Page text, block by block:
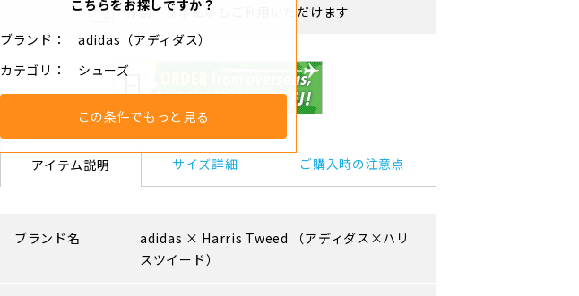
こちらをお探しですか？
ブランド
adidas（アディダス）
カテゴリ
シューズ
この条件でもっと見る
分割・リボ払いもご利用いただけます
アイテム説明 サイズ詳細 ご購入時の注意点
ブランド名 adidas × Harris Tweed （アディダス×ハリ
スツイード）